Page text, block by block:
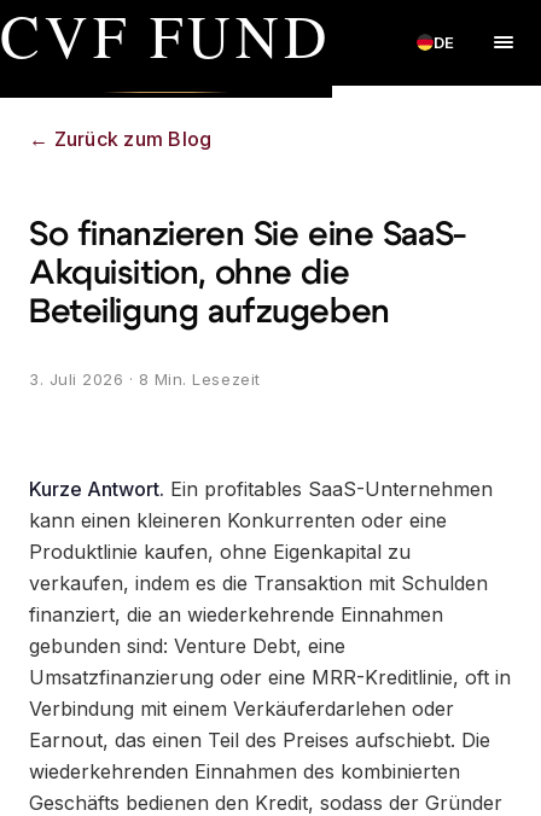
CVF FUND DE
← Zurück zum Blog
So finanzieren Sie eine SaaS-
Akquisition, ohne die
Beteiligung aufzugeben
3. Juli 2026 · 8 Min. Lesezeit
Kurze Antwort. Ein profitables SaaS-Unternehmen
kann einen kleineren Konkurrenten oder eine
Produktlinie kaufen, ohne Eigenkapital zu
verkaufen, indem es die Transaktion mit Schulden
finanziert, die an wiederkehrende Einnahmen
gebunden sind: Venture Debt, eine
Umsatzfinanzierung oder eine MRR-Kreditlinie, oft in
Verbindung mit einem Verkäuferdarlehen oder
Earnout, das einen Teil des Preises aufschiebt. Die
wiederkehrenden Einnahmen des kombinierten
Geschäfts bedienen den Kredit, sodass der Gründer